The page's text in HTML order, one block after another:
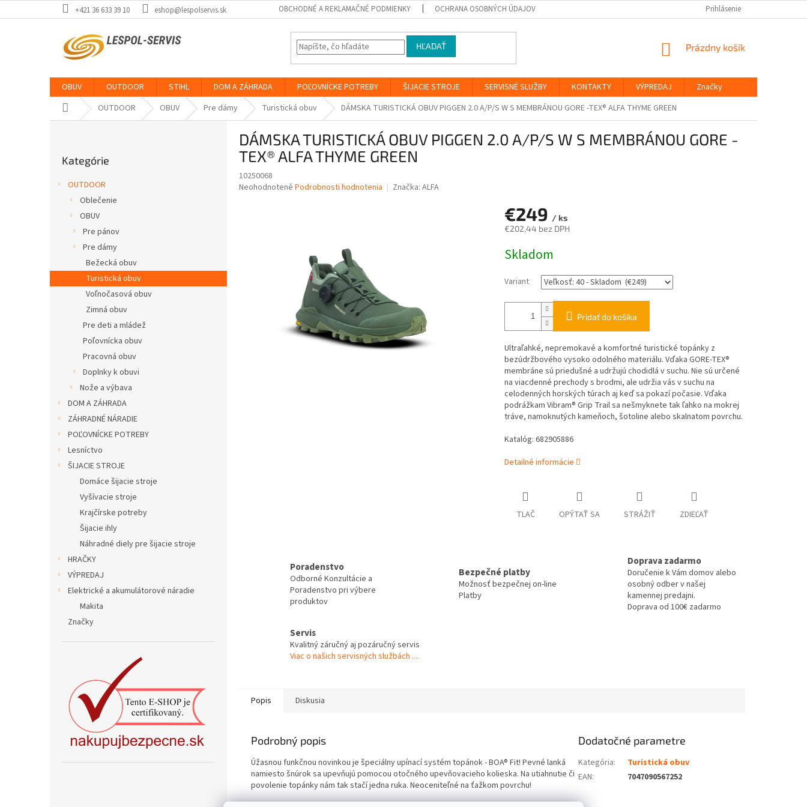
na
+421 36 633 39 10 eshop@lespolservis.sk OBCHODNÉ A REKLAMAČNÉ PODMIENKY OCHRANA OSOBNÝCH ÚDAJOV Prihlásenie
HĽADAŤ
NÁKUPNÝ
Prázdny košík
OBUV OUTDOOR STIHL DOM A ZÁHRADA POĽOVNÍCKE POTREBY ŠIJACIE STROJE SERVISNÉ SLUŽBY KONTAKTY VÝPREDAJ
Značky
Domov OUTDOOR OBUV Pre dámy Turistická obuv DÁMSKA TURISTICKÁ OBUV PIGGEN 2.0 A/P/S W S MEMBRÁNOU GORE -TEX® ALFA THYME GREEN
kategórie
Kategórie
OUTDOOR
Oblečenie
OBUV
Pre pánov
Pre dámy
Bežecká obuv
Turistická obuv
Voľnočasová obuv
Zimná obuv
Pre deti a mládež
Poľovnícka obuv
Pracovná obuv
Doplnky k obuvi
Nože a výbava
DOM A ZÁHRADA
ZÁHRADNÉ NÁRADIE
POĽOVNÍCKE POTREBY
Lesníctvo
ŠIJACIE STROJE
Domáce šijacie stroje
Vyšívacie stroje
Krajčírske potreby
Šijacie ihly
Náhradné diely pre šijacie stroje
HRAČKY
VÝPREDAJ
Elektrické a akumulátorové náradie
Makita
Značky
DÁMSKA TURISTICKÁ OBUV PIGGEN 2.0 A/P/S W S MEMBRÁNOU GORE -
TEX® ALFA THYME GREEN
10250068
Priemerné
Neohodnotené Podrobnosti hodnotenia Značka: ALFA
€249 / ks
€202,44 bez DPH
cena:
Skladom
Variant
Pridať do košíka
Ultraľahké, nepremokavé a komfortné turistické topánky z
bezúdržbového vysoko odolného materiálu. Vďaka GORE-TEX®
membráne sú priedušné a udržujú chodidlá v suchu. Nie sú určené
na viacdenné prechody s brodmi, ale udržia vás v suchu na
celodenných horských túrach aj keď sa pokazí počasie. Vďaka
podrážkam Vibram® Grip Trail sa nešmyknete tak ľahko na mokrej
tráve, namoknutých kameňoch, šotoline alebo skalnatom povrchu.
Katalóg: 682905886
Detailné informácie
TLAČ OPÝTAŤ SA STRÁŽIŤ ZDIEĽAŤ
Poradenstvo
Odborné Konzultácie a
Poradenstvo pri výbere
produktov
Bezpečné platby
Možnosť bezpečnej on-line
Platby
Doprava zadarmo
Doručenie k Vám domov alebo
osobný odber v našej
kamennej predajni.
Doprava od 100€ zadarmo
Servis
Kvalitný záručný aj pozáručný servis
Viac o našich servisných službách ....
Popis Diskusia
Podrobný popis
Úžasnou funkčnou novinkou je špeciálny upínací systém topánok - BOA® Fit! Pevné lanká
namiesto šnúrok sa upevňujú pomocou otočného upevňovacieho kolieska. Na utiahnutie či
povolenie topánky nám tak stačí jedna ruka. Neoceniteľné na ťažkom povrchu!
Dodatočné parametre
Kategória:
Turistická obuv
EAN: 7047090567252